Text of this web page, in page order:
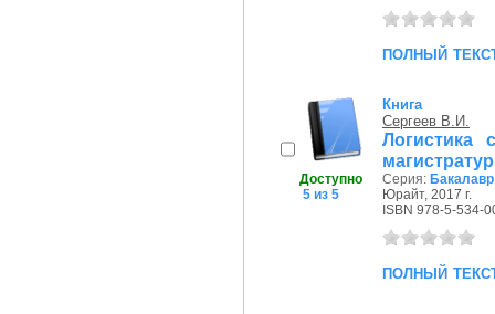
полный
Доступно
5 из 5
Книга
Сергеев В.И.
Логистика
Серия:
Юрайт, 2017 г.
ISBN 978-5-534-
полный